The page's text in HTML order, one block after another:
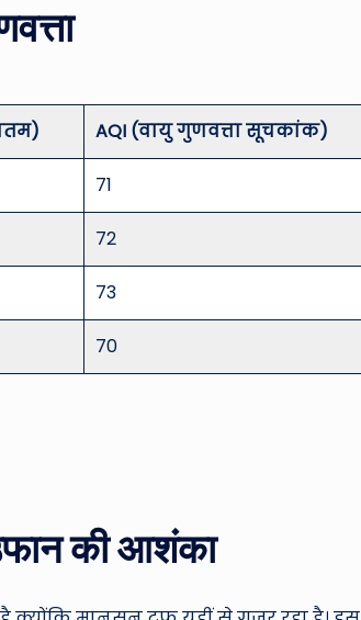
AQI (वायु गुणवत्ता सूचकांक)
71
72
73
70
की आशंका